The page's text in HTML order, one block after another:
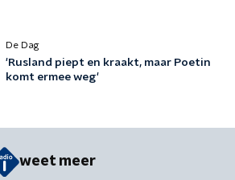
De Dag
'Rusland piept en kraakt, maar Poetin
komt ermee weg'
weet meer